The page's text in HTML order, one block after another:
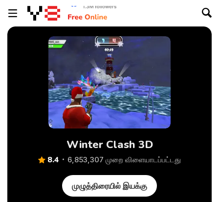
Winter Clash 3D
8.4 6,853,307 முறை விளையாடப்பட்டது
முழுத்திரையில் இயக்கு